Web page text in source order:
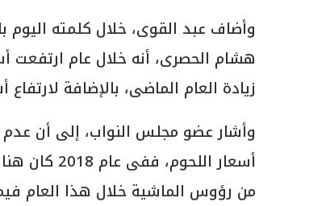
وأضاف عبد القوى، خلال كلمته اليوم
زيادة العام الماضى، بالإضافة
وأشار عضو مجلس النواب، إلى أن عدم
أسعار
من رؤوس الماشية خلال هذا العام